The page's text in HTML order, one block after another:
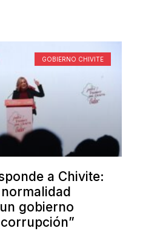
GOBIERNO CHIVITE
a Chivite:
gobierno